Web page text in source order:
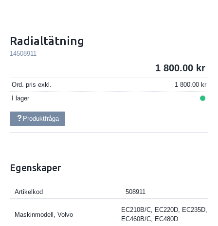
Radialtätning
14508911
1 800.00
Ord. pris exkl.
1 800.00
I lager
Produktfråga
Egenskaper
Artikelkod 508911
Maskinmodell, Volvo
EC210B/C, EC220D, EC235D,
EC460B/C, EC480D